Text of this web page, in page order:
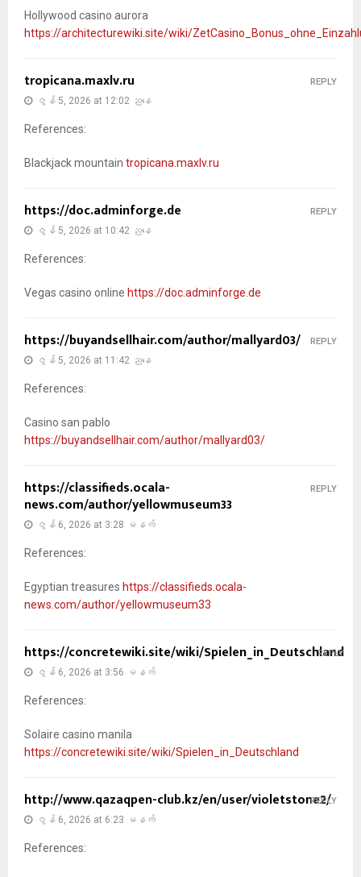
Hollywood casino aurora
https://architecturewiki.site/wiki/
tropicana.maxlv.ru
ဇွန် 5, 2026 at 12:02 ညနေ
References:
Blackjack mountain tropicana.maxlv.ru
REPLY
https://doc.adminforge.de
ဇွန် 5, 2026 at 10:42 ညနေ
References:
Vegas casino online https://doc.adminforge.de
REPLY
https://buyandsellhair.com/author/mallyard03/
ဇွန် 5, 2026 at 11:42 ညနေ
References:
Casino san pablo
https://buyandsellhair.com/author/mallyard03/
REPLY
https://classifieds.ocala-
news.com/author/yellowmuseum33
ဇွန် 6, 2026 at 3:28 မနက်
References:
Egyptian treasures https://classifieds.ocala-
news.com/author/yellowmuseum33
REPLY
https://concretewiki.site/wiki/Spielen_in_Deutschland
ဇွန် 6, 2026 at 3:56 မနက်
References:
Solaire casino manila
https://concretewiki.site/wiki/Spielen_in_Deutschland
REPLY
http://www.qazaqpen-club.kz/en/user/violetstone2/
ဇွန် 6, 2026 at 6:23 မနက်
References:
REPLY